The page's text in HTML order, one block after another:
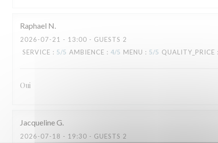
Raphael N
2026-07-21 - 13:00 - GUESTS 2
SERVICE : 5/5 AMBIENCE : 4/5 MENU : 5/5 QUALITY_PRICE
Oui
JacquelineG
2026-07-18 - 19:30 - GUESTS 2